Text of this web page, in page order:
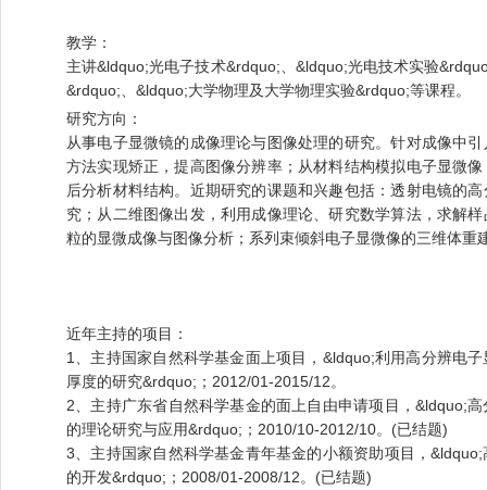
教学：
主讲&ldquo;光电子技术&rdquo;、&ldquo;光电技术实验
&rdquo;、&ldquo;大学物理及大学物理实验&rdquo;等课程。
研究方向：
从事电子显微镜的成像理论与图像处理的研究。针对成像中
方法实现矫正，提高图像分辨率；从材料结构模拟电子显微
后分析材料结构。近期研究的课题和兴趣包括：透射电镜的
究；从二维图像出发，利用成像理论、研究数学算法，求解
粒的显微成像与图像分析；系列束倾斜电子显微像的三维体重
近年主持的项目：
1、主持国家自然科学基金面上项目，&ldquo;利用高分辨电
厚度的研究&rdquo;；2012/01-2015/12。
2、主持广东省自然科学基金的面上自由申请项目，&ldquo;
的理论研究与应用&rdquo;；2010/10-2012/10。(已结题)
3、主持国家自然科学基金青年基金的小额资助项目，
的开发&rdquo;；2008/01-2008/12。(已结题)